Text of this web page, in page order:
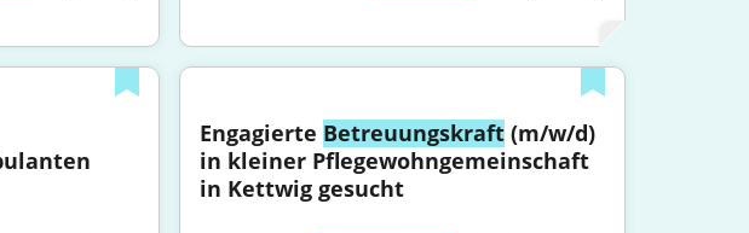
Engagierte Betreuungskraft (m/w/d)
in kleiner Pflegewohngemeinschaft
in Kettwig gesucht